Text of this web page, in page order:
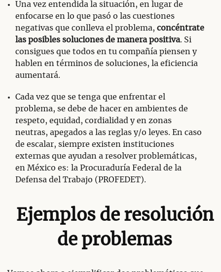
Una vez entendida la situación, en lugar de
enfocarse en lo que pasó o las cuestiones
negativas que conlleva el problema, concéntrate
las posibles soluciones de manera positiva. Si
consigues que todos en tu compañía piensen y
hablen en términos de soluciones, la eficiencia
aumentará.
Cada vez que se tenga que enfrentar el
problema, se debe de hacer en ambientes de
respeto, equidad, cordialidad y en zonas
neutras, apegados a las reglas y/o leyes. En caso
de escalar, siempre existen instituciones
externas que ayudan a resolver problemáticas,
en México es: la Procuraduría Federal de la
Defensa del Trabajo (PROFEDET).
Ejemplos de resolución
de problemas